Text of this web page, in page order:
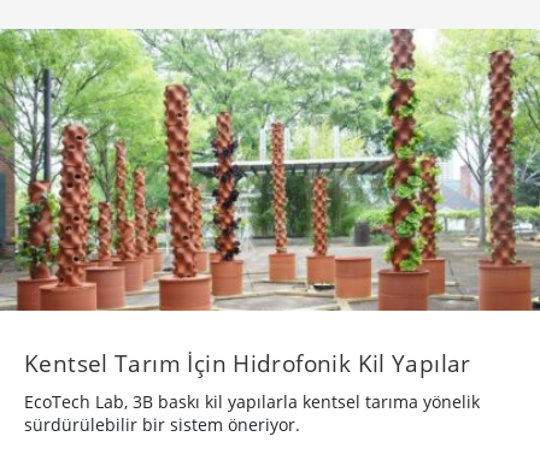
Kentsel Tarım İçin Hidrofonik Kil Yapılar
EcoTech Lab, 3B baskı kil yapılarla kentsel tarıma yönelik
sürdürülebilir bir sistem öneriyor.